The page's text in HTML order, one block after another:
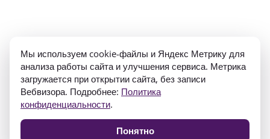
ИП Гуляев Е.А. ОГРН 310784709900570 ИНН
781020474307
Политика конфиденциальности
Мы используем cookie-файлы и Яндекс Метрику для
анализа работы сайта и улучшения сервиса. Метрика
загружается при открытии сайта, без записи
Вебвизора. Подробнее: Политика
конфиденциальности.
Понятно